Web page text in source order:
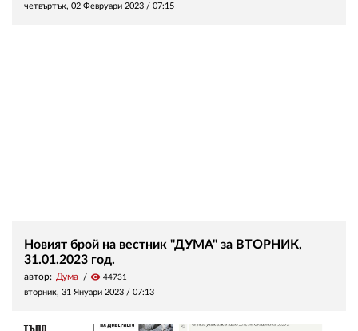
четвъртък, 02 Февруари 2023 / 07:15
Новият брой на вестник "ДУМА" за ВТОРНИК,
31.01.2023 год.
автор: Дума visibility 44731
вторник, 31 Януари 2023 / 07:13